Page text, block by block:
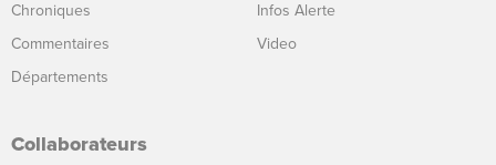
Chroniques
Commentaires
Départements
Infos Alerte
Video
Collaborateurs